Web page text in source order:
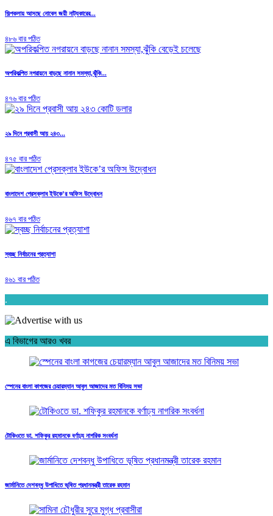
শিল্পকলায় আসছে নোবেল জয়ী নাট্যকারের...
৪৮৬ বার পঠিত
অপরিকল্পিত নগরায়নে বাড়ছে নানান সমস্যা,ঝুঁকি...
৪৭৬ বার পঠিত
২৯ দিনে প্রবাসী আয় ২৪৩...
৪৭৫ বার পঠিত
বাংলাদেশ প্রেসক্লাব ইউকে’র অফিস উদ্বোধন
৪৬৭ বার পঠিত
স্বচ্ছ নির্বাচনের প্রত্যাশা
৪৬১ বার পঠিত
.
এ বিভাগের আরও খবর
স্পেনের বাংলা কাগজের চেয়ারম্যান আবুল আজাদের মত বিনিময় সভা
টোকিওতে ডা. শফিকুর রহমানকে বর্ণাঢ্য নাগরিক সংবর্ধনা
জার্মানিতে দেশবন্ধু উপাধিতে ভূষিত প্রধানমন্ত্রী তারেক রহমান